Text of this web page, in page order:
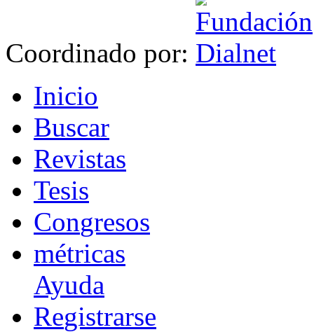
Coordinado por:
Inicio
Buscar
Revistas
Tesis
Congresos
métricas
Ayuda
Registrarse